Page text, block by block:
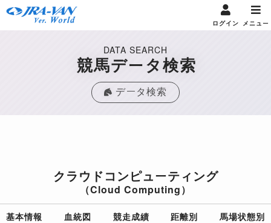
ログイン メニュー
DATA SEARCH
競馬データ検索
データ検索
クラウドコンピューティング
（Cloud Computing）
基本情報 血統図 競走成績 距離別 馬場状態別